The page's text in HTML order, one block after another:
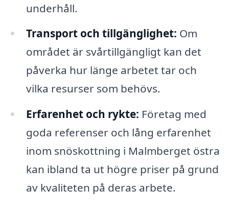
underhåll.
Transport och tillgänglighet: Om
området är svårtillgängligt kan det
påverka hur länge arbetet tar och
vilka resurser som behövs.
Erfarenhet och rykte: Företag med
goda referenser och lång erfarenhet
inom snöskottning i Malmberget östra
kan ibland ta ut högre priser på grund
av kvaliteten på deras arbete.